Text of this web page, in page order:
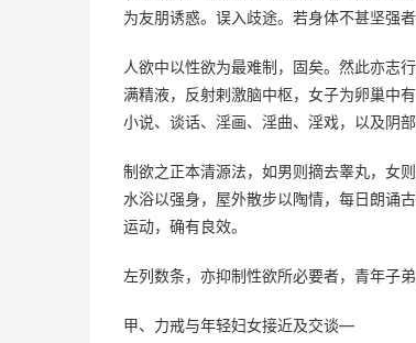
为友朋诱惑。误入歧途。若身体不甚坚强
人欲中以性欲为最难制，固矣。然此亦志
满精液，反射剌激脑中枢，女子为卵巢中
小说、谈话、淫画、淫曲、淫戏，以及阴
制欲之正本清源法，如男则摘去睾丸，女
水浴以强身，屋外散步以陶情，每日朗诵
运动，确有良效。
左列数条，亦抑制性欲所必要者，青年子弟
甲、力戒与年轻妇女接近及交谈—